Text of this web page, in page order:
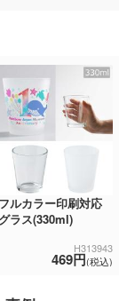
フルカラー印刷対応
グラス(330ml)
H313943
469円(税込)